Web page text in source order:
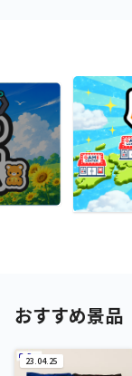
おすすめ景品
23.04.25